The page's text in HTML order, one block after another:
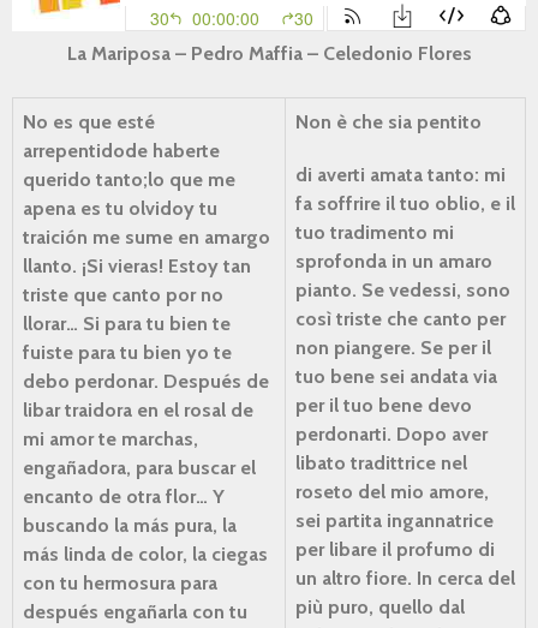
La Mariposa – Pedro Maffia – Celedonio Flores
No es que esté
arrepentidode haberte
querido tanto;lo que me
apena es tu olvidoy tu
traición me sume en amargo
llanto. ¡Si vieras! Estoy tan
triste que canto por no
llorar… Si para tu bien te
fuiste para tu bien yo te
debo perdonar. Después de
libar traidora en el rosal de
mi amor te marchas,
engañadora, para buscar el
encanto de otra flor… Y
buscando la más pura, la
más linda de color, la ciegas
con tu hermosura para
después engañarla con tu
Non è che sia pentito
di averti amata tanto: mi
fa soffrire il tuo oblio, e il
tuo tradimento mi
sprofonda in un amaro
pianto. Se vedessi, sono
così triste che canto per
non piangere. Se per il
tuo bene sei andata via
per il tuo bene devo
perdonarti. Dopo aver
libato tradittrice nel
roseto del mio amore,
sei partita ingannatrice
per libare il profumo di
un altro fiore. In cerca del
più puro, quello dal